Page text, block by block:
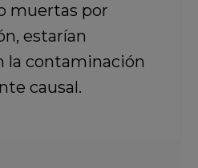
muertas por
estarían
la contaminación
causal.